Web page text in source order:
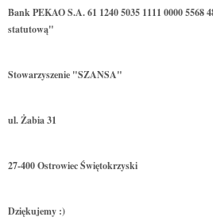
Bank PEKAO S.A. 61 1240 5035 1111 0000 5568
statutową"
Stowarzyszenie "SZANSA"
ul. Żabia 31
27-400 Ostrowiec Świętokrzyski
Dziękujemy :)